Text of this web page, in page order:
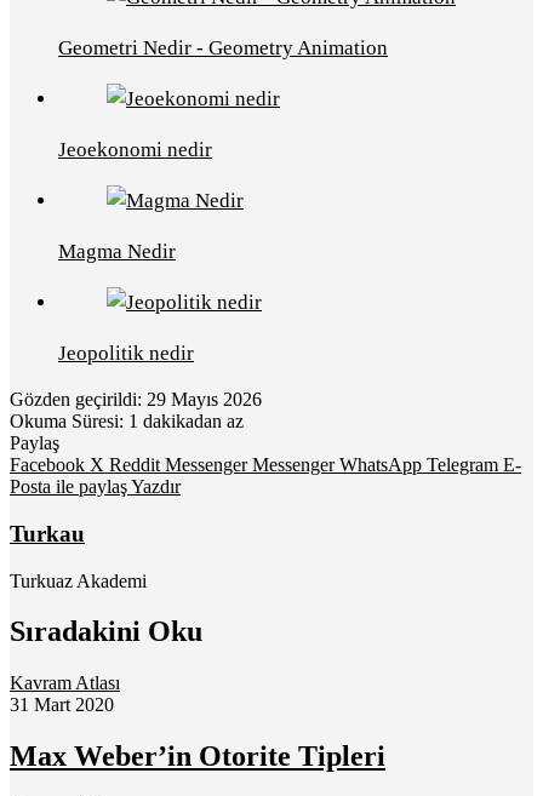
Geometri Nedir - Geometry Animation
Jeoekonomi nedir
Magma Nedir
Jeopolitik nedir
Gözden geçirildi: 29 Mayıs 2026
Okuma Süresi: 1 dakikadan az
Paylaş
Facebook X Reddit Messenger Messenger WhatsApp Telegram E-
Posta ile paylaşYazdır
Turkau
Turkuaz Akademi
Sıradakini Oku
Kavram Atlası
31 Mart 2020
Max Weber’in Otorite Tipleri